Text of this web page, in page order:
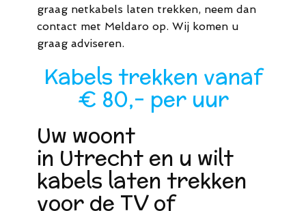
graag netkabels laten trekken, neem dan
contact met Meldaro op. Wij komen u
graag adviseren.
Kabels trekken vanaf
€ 80,- per uur
Uw woont
in Utrecht en u wilt
kabels laten trekken
voor de TV of